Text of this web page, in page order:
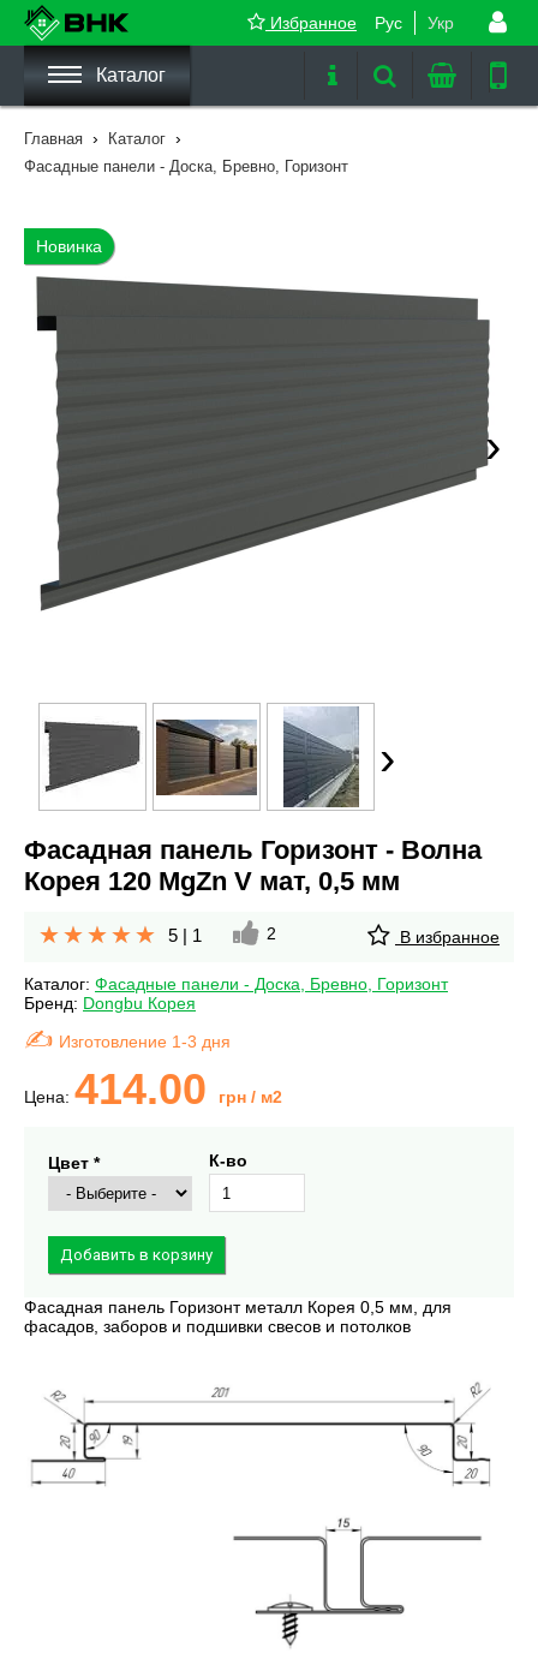
Рус Укр
Избранное
Каталог
Главная › Каталог ›
Фасадные панели - Доска, Бревно, Горизонт
›
›
Новинка
Фасадная панель Горизонт - Волна
Корея 120 MgZn V мат, 0,5 мм
5 | 1 2 В избранное
Каталог: Фасадные панели - Доска, Бревно, Горизонт
Бренд: Dongbu Корея
Изготовление 1-3 дня
Цена: 414.00 грн / м2
Цвет * К-во
Фасадная панель Горизонт металл Корея 0,5 мм, для
фасадов, заборов и подшивки свесов и потолков